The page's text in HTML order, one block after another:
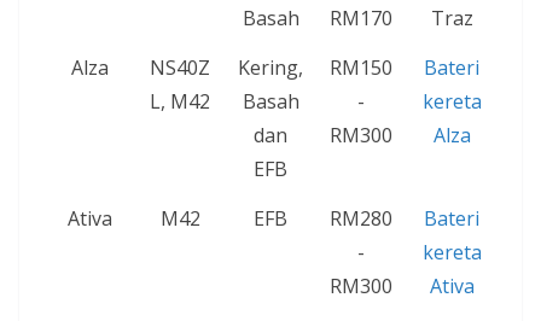
Basah
RM170
Traz
Alza
NS40Z
L, M42
Kering,
Basah
dan
EFB
RM150
-
RM300
Bateri
kereta
Alza
Ativa M42 EFB
RM280
-
RM300
Bateri
kereta
Ativa